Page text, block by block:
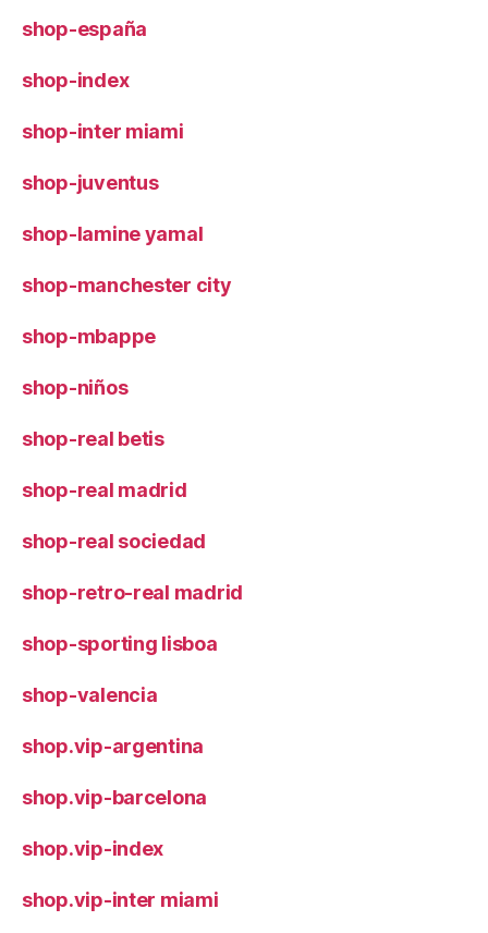
shop-españa
shop-index
shop-inter miami
shop-juventus
shop-lamine yamal
shop-manchester city
shop-mbappe
shop-niños
shop-real betis
shop-real madrid
shop-real sociedad
shop-retro-real madrid
shop-sporting lisboa
shop-valencia
shop.vip-argentina
shop.vip-barcelona
shop.vip-index
shop.vip-inter miami